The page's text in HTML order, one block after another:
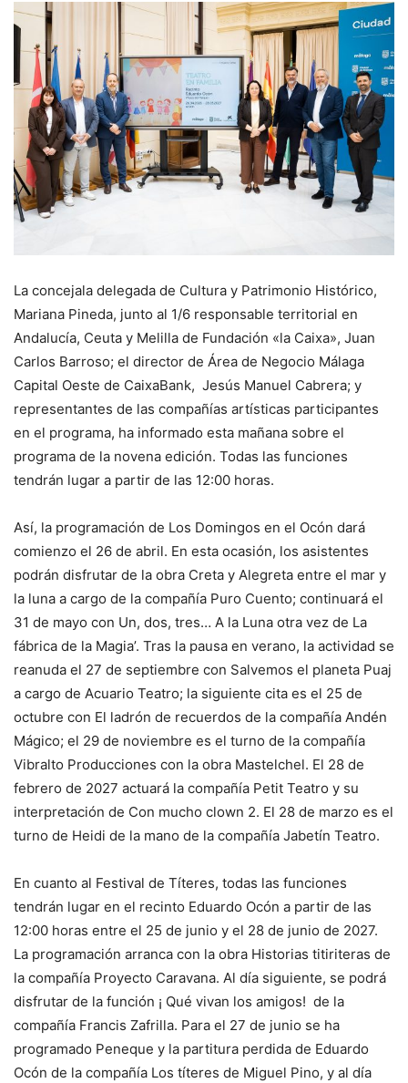
La concejala delegada de Cultura y Patrimonio Histórico,
Mariana Pineda, junto al 1/6 responsable territorial en
Andalucía, Ceuta y Melilla de Fundación «la Caixa», Juan
Carlos Barroso; el director de Área de Negocio Málaga
Capital Oeste de CaixaBank, Jesús Manuel Cabrera; y
representantes de las compañías artísticas participantes
en el programa, ha informado esta mañana sobre el
programa de la novena edición. Todas las funciones
tendrán lugar a partir de las 12:00 horas.
Así, la programación de Los Domingos en el Ocón dará
comienzo el 26 de abril. En esta ocasión, los asistentes
podrán disfrutar de la obra Creta y Alegreta entre el mar y
la luna a cargo de la compañía Puro Cuento; continuará el
31 de mayo con Un, dos, tres… A la Luna otra vez de La
fábrica de la Magia’. Tras la pausa en verano, la actividad se
reanuda el 27 de septiembre con Salvemos el planeta Puaj
a cargo de Acuario Teatro; la siguiente cita es el 25 de
octubre con El ladrón de recuerdos de la compañía Andén
Mágico; el 29 de noviembre es el turno de la compañía
Vibralto Producciones con la obra Mastelchel. El 28 de
febrero de 2027 actuará la compañía Petit Teatro y su
interpretación de Con mucho clown 2. El 28 de marzo es el
turno de Heidi de la mano de la compañía Jabetín Teatro.
En cuanto al Festival de Títeres, todas las funciones
tendrán lugar en el recinto Eduardo Ocón a partir de las
12:00 horas entre el 25 de junio y el 28 de junio de 2027.
La programación arranca con la obra Historias titiriteras de
la compañía Proyecto Caravana. Al día siguiente, se podrá
disfrutar de la función ¡ Qué vivan los amigos! de la
compañía Francis Zafrilla. Para el 27 de junio se ha
programado Peneque y la partitura perdida de Eduardo
Ocón de la compañía Los títeres de Miguel Pino, y al día